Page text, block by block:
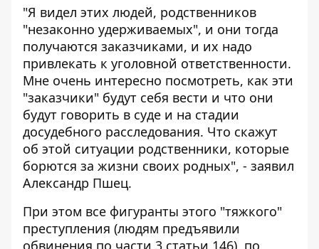
"Я видел этих людей, родственников
"незаконно удерживаемых", и они тогда
получаются заказчиками, и их надо
привлекать к уголовной ответственности.
Мне очень интересно посмотреть, как эти
"заказчики" будут себя вести и что они
будут говорить в суде и на стадии
досудебного расследования. Что скажут
об этой ситуации родственники, которые
борются за жизни своих родных", - заявил
Александр Пшец.
При этом все фигуранты этого "тяжкого"
преступления (людям предъявили
обвинения по части 3 статьи 146), по